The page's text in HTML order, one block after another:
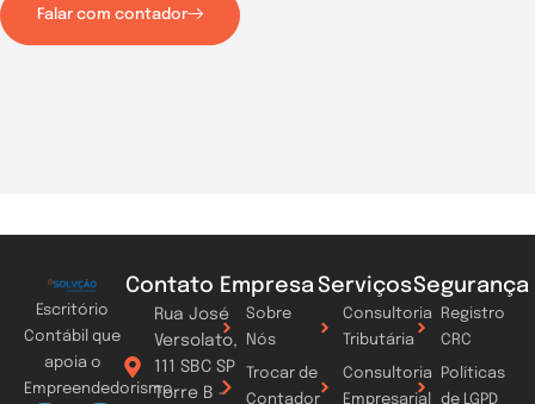
Falar com contador
Escritório
Contábil que
apoia o
Empreendedorismo
Contato
Rua José
Versolato,
111 SBC SP
Torre B -
Empresa
Sobre
Nós
Trocar de
Contador
Serviços
Consultoria
Tributária
Consultoria
Empresarial
Segurança
Registro
CRC
Políticas
de LGPD